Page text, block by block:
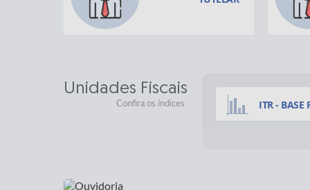
Unidades Fiscais
Confira os índices ITR - BASE